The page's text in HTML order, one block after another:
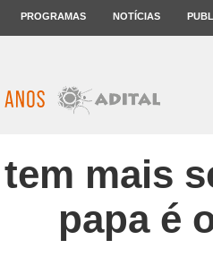
PROGRAMAS NOTÍCIAS
mais
papa é